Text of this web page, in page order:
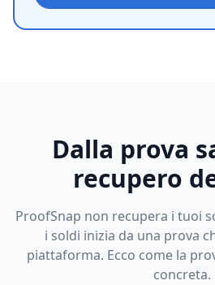
Dalla prova
recupero
ProofSnap non recupera i tuoi
i soldi inizia da una prova
piattaforma. Ecco come la
concreta.